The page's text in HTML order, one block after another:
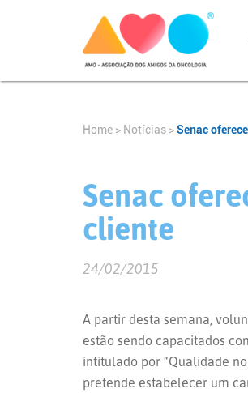
Home > Notícias >Senac
Senac
cliente
24/02/2015
A partir desta semana,
estão sendo capacitados
intitulado por “Qualidade
pretende estabelecer um